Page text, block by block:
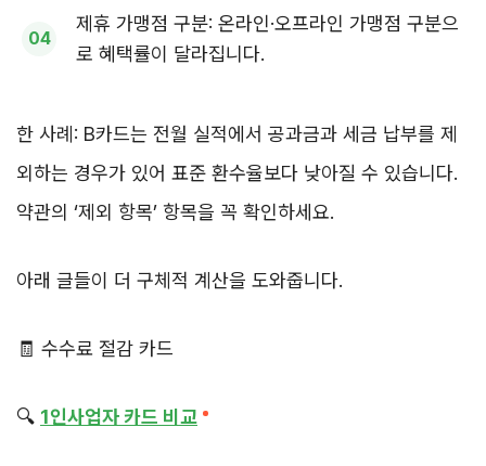
제휴 가맹점 구분: 온라인·오프라인 가맹점 구분으
로 혜택률이 달라집니다.
한 사례: B카드는 전월 실적에서 공과금과 세금 납부를 제
외하는 경우가 있어 표준 환수율보다 낮아질 수 있습니다.
약관의 ‘제외 항목’ 항목을 꼭 확인하세요.
아래 글들이 더 구체적 계산을 도와줍니다.
🧾 수수료 절감 카드
🔍 1인사업자 카드 비교